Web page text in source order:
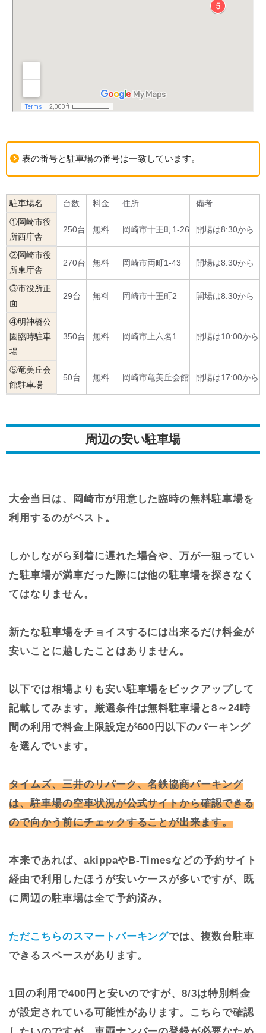
表の番号と駐車場の番号は一致しています。
駐車場名 台数 料金 住所
備考
①岡崎市役
所西庁舎
250台 無料 岡崎市十王町1-26 開場は8:30から
②岡崎市役
所東庁舎
270台 無料 岡崎市両町1-43 開場は8:30から
③市役所正
面
29台 無料 岡崎市十王町2 開場は8:30から
④明神橋公
園臨時駐車
場
350台 無料 岡崎市上六名1 開場は10:00から
⑤竜美丘会
館駐車場
50台 無料 岡崎市竜美丘会館 開場は17:00から
周辺の安い駐車場
大会当日は、岡崎市が用意した臨時の無料駐車場を
利用するのがベスト。
しかしながら到着に遅れた場合や、万が一狙ってい
た駐車場が満車だった際には他の駐車場を探さなく
てはなりません。
新たな駐車場をチョイスするには出来るだけ料金が
安いことに越したことはありません。
以下では相場よりも安い駐車場をピックアップして
記載してみます。厳選条件は無料駐車場と8～24時
間の利用で料金上限設定が600円以下のパーキング
を選んでいます。
タイムズ、三井のリパーク、名鉄協商パーキング
は、駐車場の空車状況が公式サイトから確認できる
ので向かう前にチェックすることが出来ます。
本来であれば、akippaやB-Timesなどの予約サイト
経由で利用したほうが安いケースが多いですが、既
に周辺の駐車場は全て予約済み。
ただこちらのスマートパーキングでは、複数台駐車
できるスペースがあります。
1回の利用で400円と安いのですが、8/3は特別料金
が設定されている可能性があります。こちらで確認